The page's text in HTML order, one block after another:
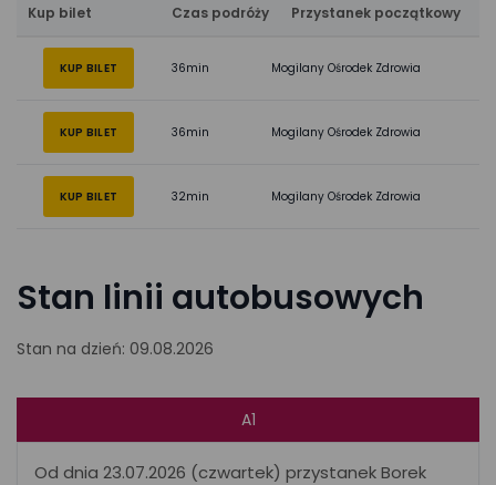
Kup bilet Czas podróży Przystanek początkowy
KUP BILET 36min Mogilany Ośrodek Zdrowia
KUP BILET 36min Mogilany Ośrodek Zdrowia
KUP BILET 32min Mogilany Ośrodek Zdrowia
Stan linii autobusowych
Stan na dzień: 09.08.2026
A1
Od dnia 23.07.2026 (czwartek) przystanek Borek